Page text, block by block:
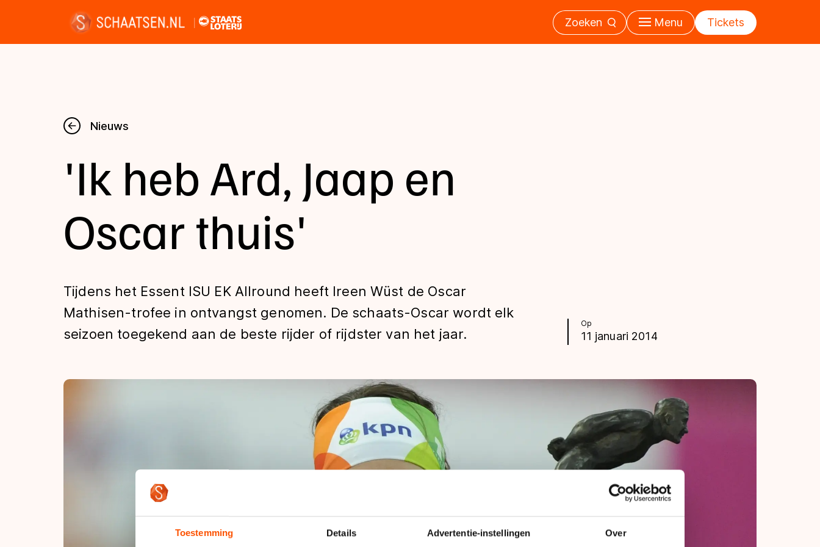
Toestemming Details Advertentie-instellingen Over
Zoeken Menu Tickets
Nieuws
Kalender
Disciplines
Uitslagen
Tijden & historie
De weg op
Schaatsfans
Nieuws
Op
11 januari 2014
'Ik heb Ard, Jaap en
Oscar thuis'
Tijdens het Essent ISU EK Allround heeft Ireen Wüst de Oscar
Mathisen-trofee in ontvangst genomen. De schaats-Oscar wordt elk
seizoen toegekend aan de beste rijder of rijdster van het jaar.